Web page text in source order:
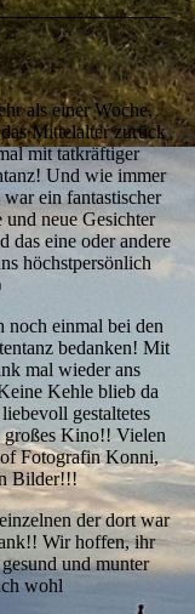
als einer Woche,
Mittelalter zurück
mit tatkräftiger
Und wie immer
war ein fantastischer
neue Gesichter
das eine oder andere
höchstpersönlich
noch einmal bei den
bedanken! Mit
mal wieder ans
Kehle blieb da
gestaltetes
großes Kino!! Vielen
Fotografin Konni,
Bilder!!!
der dort war
Wir hoffen, ihr
und munter
wohl